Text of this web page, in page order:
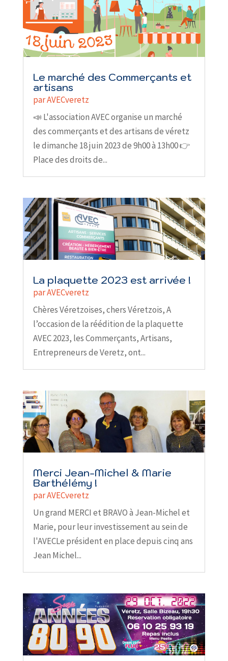
Le marché des Commerçants et
artisans
parAVECveretz
📣 L'association AVEC organise un marché
des commerçants et des artisans de véretz
le dimanche 18 juin 2023 de 9h00 à 13h00 👉
Place des droits de...
La plaquette 2023 est arrivée !
parAVECveretz
Chères Véretzoises, chers Véretzois, A
l’occasion de la réédition de la plaquette
AVEC 2023, les Commerçants, Artisans,
Entrepreneurs de Veretz, ont...
Merci Jean-Michel & Marie
Barthélémy !
parAVECveretz
Un grand MERCI et BRAVO à Jean-Michel et
Marie, pour leur investissement au sein de
l'AVECLe président en place depuis cinq ans
Jean Michel...